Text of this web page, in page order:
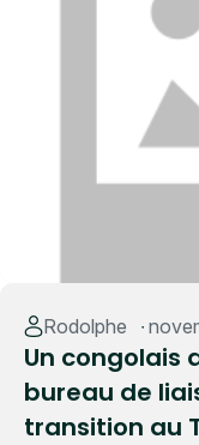
Rodolphe
Un congolais
bureau de
transition au